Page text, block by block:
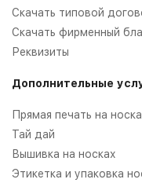
Скачать типовой
Скачать фирменный
Реквизиты
Дополнительные
Прямая печать на
Тай дай
Вышивка на носках
Этикетка и упаковка